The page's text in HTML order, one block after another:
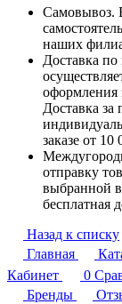
Самовывоз.
наших
Доставка по
оформления
Доставка за
заказе от 10
отправку
выбранной
бесплатная
Назад к списку
Главная
Кабинет
0
Бренды